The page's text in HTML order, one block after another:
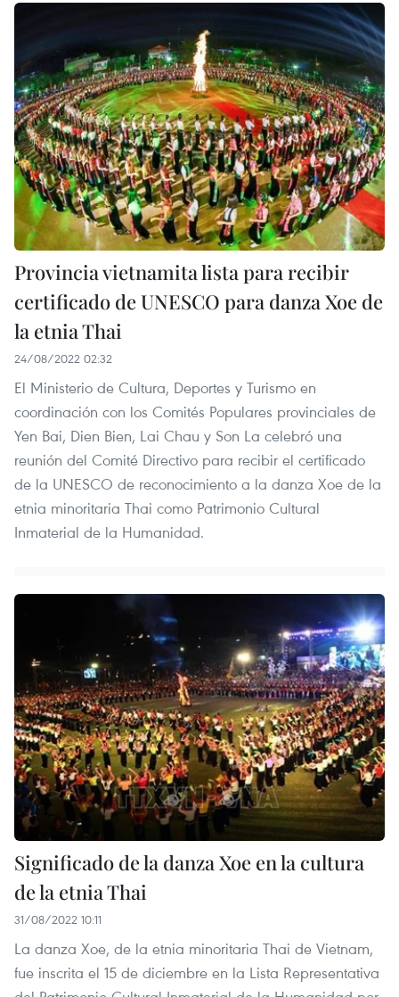
Provincia vietnamita lista para recibir
certificado de UNESCO para danza Xoe de
la etnia Thai
24/08/2022 02:32
El Ministerio de Cultura, Deportes y Turismo en
coordinación con los Comités Populares provinciales de
Yen Bai, Dien Bien, Lai Chau y Son La celebró una
reunión del Comité Directivo para recibir el certificado
de la UNESCO de reconocimiento a la danza Xoe de la
etnia minoritaria Thai como Patrimonio Cultural
Inmaterial de la Humanidad.
Significado de la danza Xoe en la cultura
de la etnia Thai
31/08/2022 10:11
La danza Xoe, de la etnia minoritaria Thai de Vietnam,
fue inscrita el 15 de diciembre en la Lista Representativa